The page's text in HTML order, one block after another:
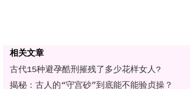
相关文章
古代15种避孕酷刑摧残了多少花样女人?
揭秘：古人的“守宫砂”到底能不能验贞操？